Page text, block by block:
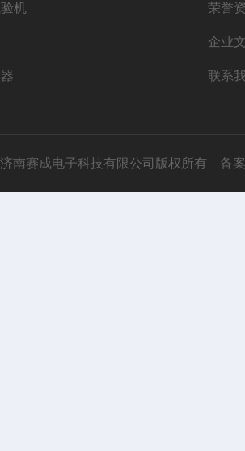
机 荣誉
企业
联系
南赛成电子科技有限公司版权所有 备